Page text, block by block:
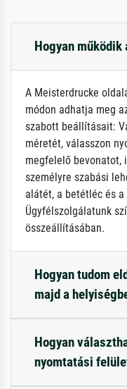
Hogyan működik
A Meisterdrucke
módon adhatja meg
szabott beállításait:
méretét, válasszon
megfelelő bevonatot,
személyre szabási
alátét, a betétléc és
Ügyfélszolgálatunk
összeállításában.
Hogyan tudom
majd a
Hogyan
nyomtatási